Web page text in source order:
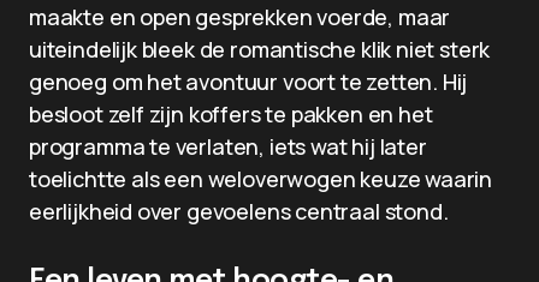
maakte en open gesprekken voerde, maar
uiteindelijk bleek de romantische klik niet sterk
genoeg om het avontuur voort te zetten. Hij
besloot zelf zijn koffers te pakken en het
programma te verlaten, iets wat hij later
toelichtte als een weloverwogen keuze waarin
eerlijkheid over gevoelens centraal stond.